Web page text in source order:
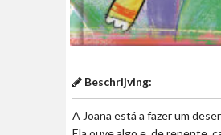
Beschrijving:
A Joana está a fazer um